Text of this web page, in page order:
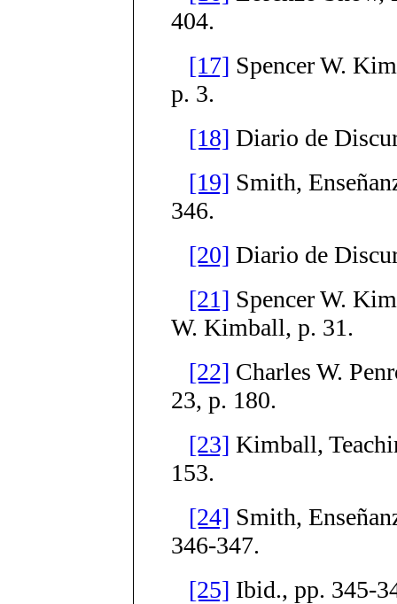
404.
[17] Spencer W.
p. 3.
[18] Diario de
[19] Smith,
346.
[20] Diario de
[21] Spencer W.
W. Kimball, p. 31.
[22] Charles W.
23, p. 180.
[23] Kimball,
153.
[24] Smith,
346-347.
[25] Ibid., pp. 345-